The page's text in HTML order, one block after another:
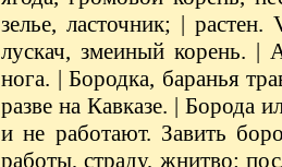
зелье, ласточник; |
лускач, змеиный корень. |
нога. | Бородка, баранья
разве на Кавказе. | Борода
и не работают. Завить
работы, страду, жнитво: